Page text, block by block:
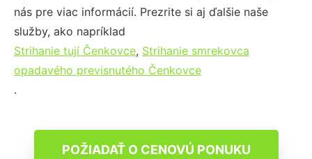
nás pre viac informácií. Prezrite si aj ďalšie naše
služby, ako napríklad
Strihanie tují Čenkovce, Strihanie smrekovca
opadavého previsnutého Čenkovce
.
POŽIADAŤ O CENOVÚ PONUKU